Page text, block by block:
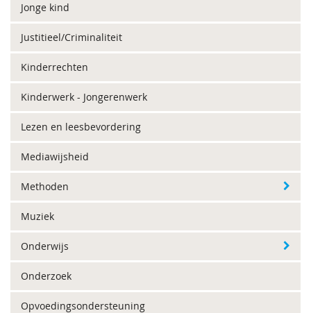
Jonge kind
Justitieel/Criminaliteit
Kinderrechten
Kinderwerk - Jongerenwerk
Lezen en leesbevordering
Mediawijsheid
Methoden
Muziek
Onderwijs
Onderzoek
Opvoedingsondersteuning